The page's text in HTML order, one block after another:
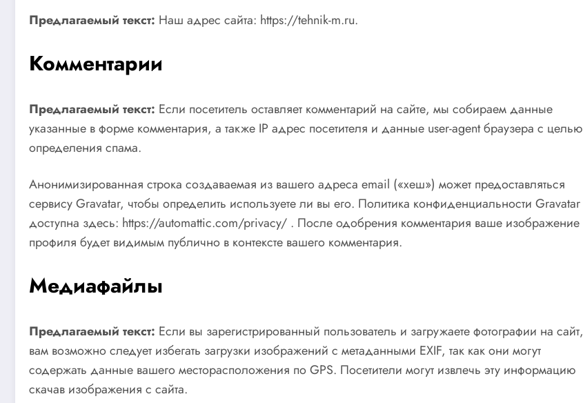
Предлагаемый текст: Наш адрес сайта: https://tehnik-m.ru.
Комментарии
Предлагаемый текст: Если посетитель оставляет комментарий на сайте, мы собираем данные
указанные в форме комментария, а также IP адрес посетителя и данные user-agent браузера с целью
определения спама.
Анонимизированная строка создаваемая из вашего адреса email («хеш») может предоставляться
сервису Gravatar, чтобы определить используете ли вы его. Политика конфиденциальности Gravatar
доступна здесь: https://automattic.com/privacy/ . После одобрения комментария ваше изображение
профиля будет видимым публично в контексте вашего комментария.
Медиафайлы
Предлагаемый текст: Если вы зарегистрированный пользователь и загружаете фотографии на сайт,
вам возможно следует избегать загрузки изображений с метаданными EXIF, так как они могут
содержать данные вашего месторасположения по GPS. Посетители могут извлечь эту информацию
скачав изображения с сайта.